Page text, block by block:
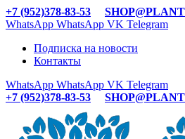
+7 (952)378-83-53
WhatsApp WhatsApp VK Telegram
Подписка на новости
Контакты
WhatsApp WhatsApp VK Telegram
+7 (952)378-83-53